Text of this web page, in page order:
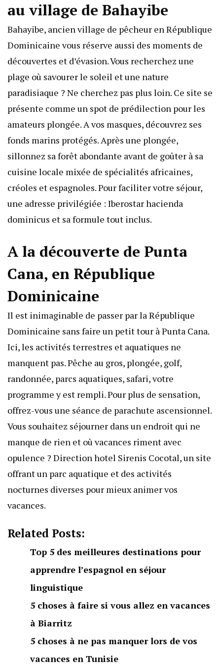
au village de Bahayibe
Bahayibe, ancien village de pêcheur en République
Dominicaine vous réserve aussi des moments de
découvertes et d’évasion. Vous recherchez une
plage où savourer le soleil et une nature
paradisiaque ? Ne cherchez pas plus loin. Ce site se
présente comme un spot de prédilection pour les
amateurs plongée. A vos masques, découvrez ses
fonds marins protégés. Après une plongée,
sillonnez sa forêt abondante avant de goûter à sa
cuisine locale mixée de spécialités africaines,
créoles et espagnoles. Pour faciliter votre séjour,
une adresse privilégiée : Iberostar hacienda
dominicus et sa formule tout inclus.
A la découverte de Punta
Cana, en République
Dominicaine
Il est inimaginable de passer par la République
Dominicaine sans faire un petit tour à Punta Cana.
Ici, les activités terrestres et aquatiques ne
manquent pas. Pêche au gros, plongée, golf,
randonnée, parcs aquatiques, safari, votre
programme y est rempli. Pour plus de sensation,
offrez-vous une séance de parachute ascensionnel.
Vous souhaitez séjourner dans un endroit qui ne
manque de rien et où vacances riment avec
opulence ? Direction hotel Sirenis Cocotal, un site
offrant un parc aquatique et des activités
nocturnes diverses pour mieux animer vos
vacances.
Related Posts:
Top 5 des meilleures destinations pour
apprendre l’espagnol en séjour
linguistique
5 choses à faire si vous allez en vacances
à Biarritz
5 choses à ne pas manquer lors de vos
vacances en Tunisie